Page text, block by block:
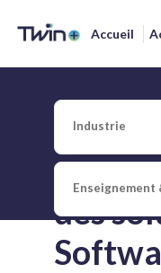
Accueil
Publié le
BE
des
Industrie
Enseignement